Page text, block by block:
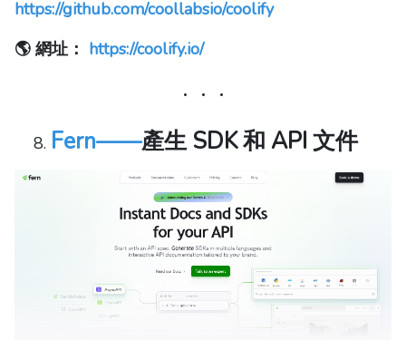
https://github.com/coollabsio/coolify
🌎 網址： https://coolify.io/
Fern——產生 SDK 和 API 文件